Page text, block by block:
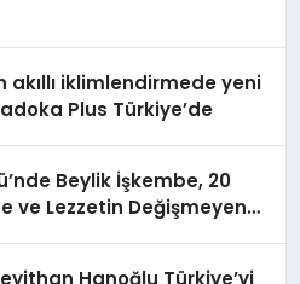
akıllı iklimlendirmede yeni
Plus Türkiye’de
Beylik İşkembe, 20
ve Lezzetin Değişmeyen